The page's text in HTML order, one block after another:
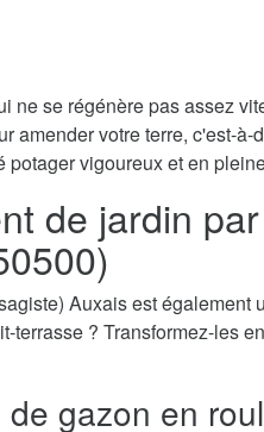
ne se régénère pas assez
amender votre terre, c'est-
vigoureux et en
de jardin
Auxais est également
terrasse ? Transformez-les
gazon en